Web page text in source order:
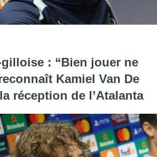
l'article "“Le seul objectif c’est la
: “Bien jouer ne
Kamiel Van De
réception de l’Atalanta